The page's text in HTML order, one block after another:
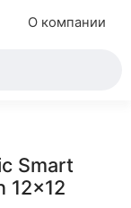
О компании
Smart
12x12